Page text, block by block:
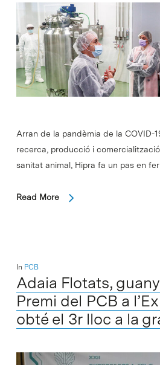
Arran de la pandèmia de la COVID-
recerca, producció i
sanitat animal, Hipra fa un pas en
Read More
In PCB
Adaia Flotats,
Premi del PCB a
obté el 3r lloc a la